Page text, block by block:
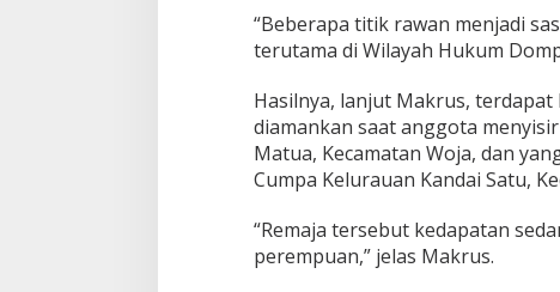
“Beberapa titik rawan menjadi
terutama di Wilayah Hukum
Hasilnya, lanjut Makrus,
diamankan saat anggota
Matua, Kecamatan Woja, dan
Cumpa Kelurauan Kandai Satu,
“Remaja tersebut kedapatan
perempuan,” jelas Makrus.